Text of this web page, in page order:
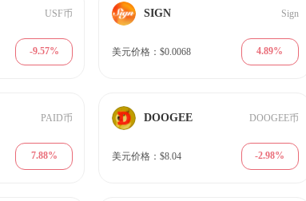
USF币
-9.57%
SIGN Sign
美元价格：$0.0068 4.89%
PAID币
7.88%
DOOGEE DOOGEE币
美元价格：$8.04 -2.98%